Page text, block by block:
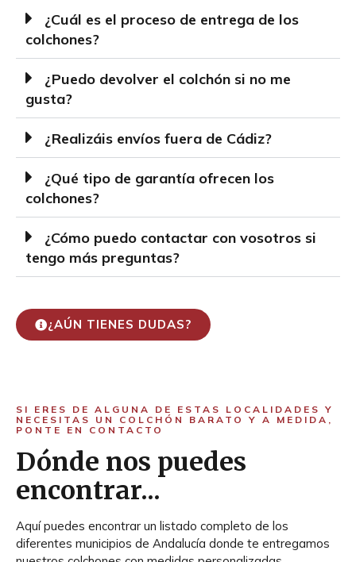
¿Cuál es el proceso de entrega de los
colchones?
¿Puedo devolver el colchón si no me
gusta?
¿Realizáis envíos fuera de Cádiz?
¿Qué tipo de garantía ofrecen los
colchones?
¿Cómo puedo contactar con vosotros si
tengo más preguntas?
¿AÚN TIENES DUDAS?
SI ERES DE ALGUNA DE ESTAS LOCALIDADES Y
NECESITAS UN COLCHÓN BARATO Y A MEDIDA,
PONTE EN CONTACTO
Dónde nos puedes
encontrar...
Aquí puedes encontrar un listado completo de los
diferentes municipios de Andalucía donde te entregamos